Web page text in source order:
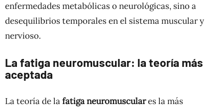
enfermedades metabólicas o neurológicas, sino a
desequilibrios temporales en el sistema muscular y
nervioso.
La fatiga neuromuscular: la teoría más
aceptada
La teoría de lafatiga neuromusculares la más